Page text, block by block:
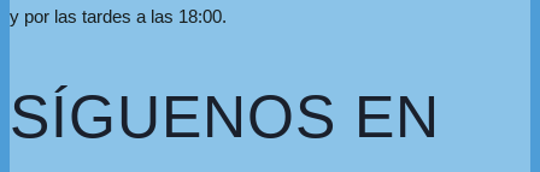
y por las tardes a las 18:00.
SÍGUENOS EN